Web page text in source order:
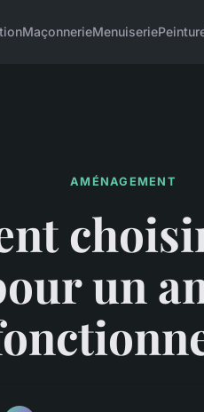
MaçonnerieMenuiserie
AMÉNAGEMENT
un